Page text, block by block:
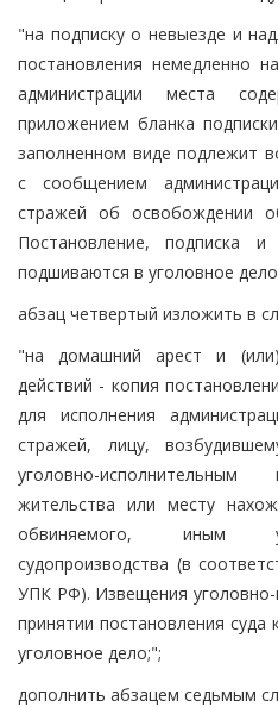
"на подписку о невыезде и
постановления немедленно
администрации места
приложением бланка
заполненном виде подлежит
с сообщением
стражей об освобождении
Постановление, подписка
подшиваются в уголовное
абзац четвертый изложить в
"на домашний арест и
действий - копия
для исполнения
стражей, лицу,
уголовно-
жительства или месту
обвиняемого, иным
судопроизводства (в
УПК РФ). Извещения уголовно-
принятии постановления
уголовное дело;";
дополнить абзацем седьмым